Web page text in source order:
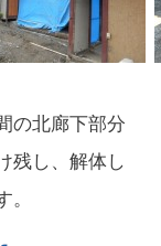
の北廊下部分
残し、解体し
。